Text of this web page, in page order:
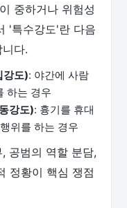
중하거나 위험성
'특수강도'란 다음
다.
강도): 야간에 사람
하는 경우
강도): 흉기를 휴대
위를 하는 경우
공범의 역할 분담,
정황이 핵심 쟁점